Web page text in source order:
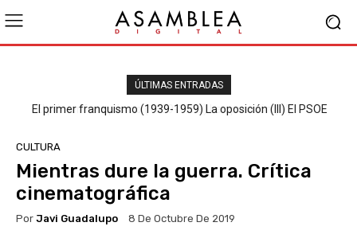
ÚLTIMAS ENTRADAS
El primer franquismo (1939-1959) La oposición (III) El PSOE
CULTURA
Mientras dure la guerra. Crítica
cinematográfica
Por Javi Guadalupo 8 De Octubre De 2019